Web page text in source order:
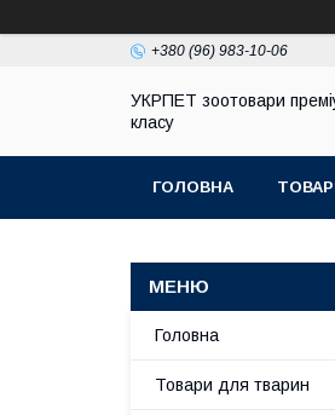
+380 (96) 983-10-06
УКРПЕТ зоотовари
класу
ГОЛОВНА
Головна
Товари для тварин